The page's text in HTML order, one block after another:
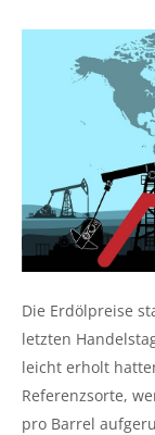
Die Erdölpreise
letzten
leicht erholt
Referenzsorte,
pro Barrel